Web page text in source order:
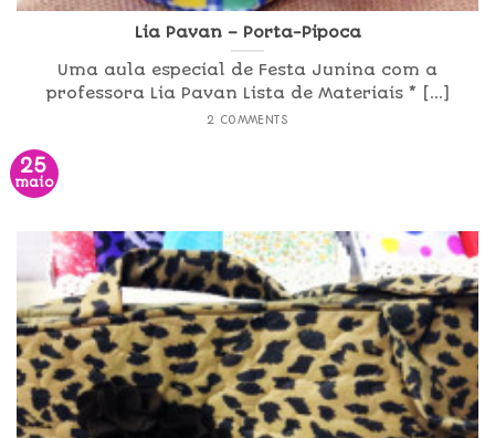
Lia Pavan – Porta-Pipoca
Uma aula especial de Festa Junina com a
professora Lia Pavan Lista de Materiais * [...]
2 COMMENTS
25
maio